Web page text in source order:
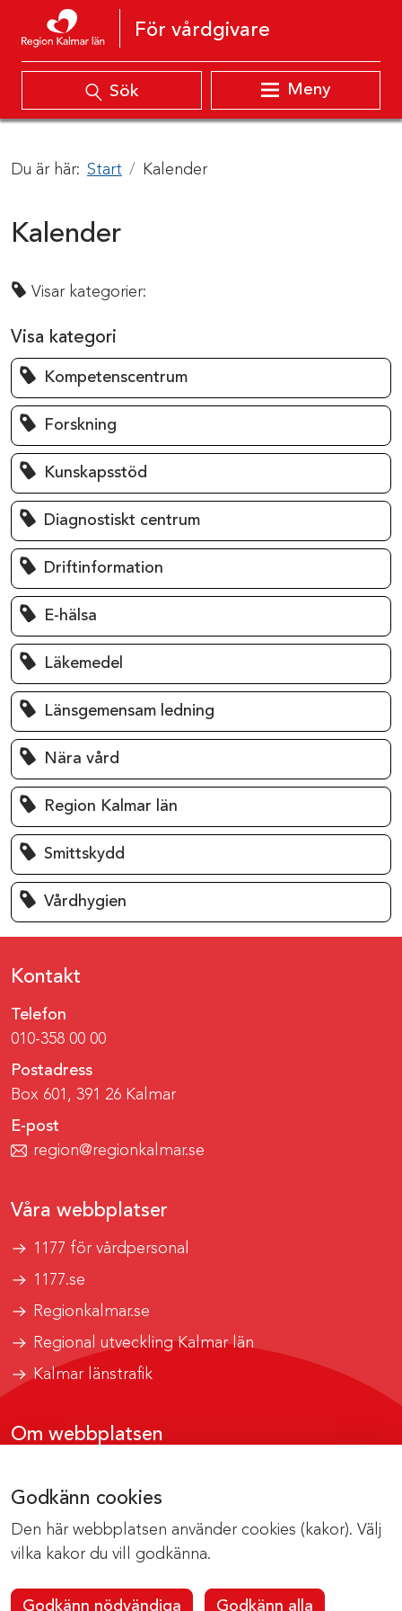
Godkänn cookies
Den här webbplatsen använder cookies (kakor). Välj
vilka kakor du vill godkänna.
Godkänn nödvändiga Godkänn alla
Hoppa till innehåll
För vårdgivare
Sök Meny
Du är här: Start Kalender
Kalender
Visar kategorier:
Visa kategori
Kompetenscentrum
Forskning
Kunskapsstöd
Diagnostiskt centrum
Driftinformation
E-hälsa
Läkemedel
Länsgemensam ledning
Nära vård
Region Kalmar län
Smittskydd
Vårdhygien
Kontakt
Telefon
010-358 00 00
Postadress
Box 601, 391 26 Kalmar
E-post
region@regionkalmar.se
Våra webbplatser
1177 för vårdpersonal
1177.se
Regionkalmar.se
Regional utveckling Kalmar län
Kalmar länstrafik
Om webbplatsen
Om cookies
Kontakta webbredaktionen